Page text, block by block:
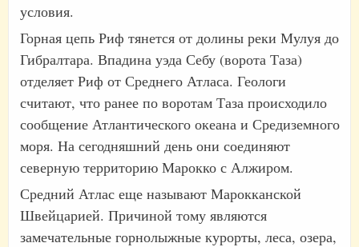
условия.
Горная цепь Риф тянется от долины реки Мулуя до
Гибралтара. Впадина уэда Себу (ворота Таза)
отделяет Риф от Среднего Атласа. Геологи
считают, что ранее по воротам Таза происходило
сообщение Атлантического океана и Средиземного
моря. На сегодняшний день они соединяют
северную территорию Марокко с Алжиром.
Средний Атлас еще называют Марокканской
Швейцарией. Причиной тому являются
замечательные горнолыжные курорты, леса, озера,